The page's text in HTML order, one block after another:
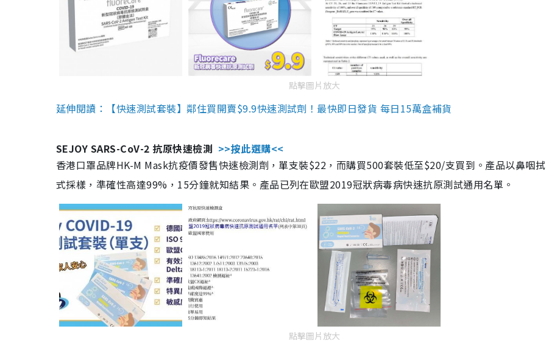
點擊圖片放大
延伸閱讀：【快速測試套裝】鄰住買開賣$9.9快速測試劑！最快即日發貨 每日15萬盒補貨
SEJOY SARS-CoV-2 抗原快速檢測 >>按此選購<<
香港口罩品牌HK-M Mask抗疫價發售快速檢測劑，單支裝$22，而購買500套裝低至$20/支買到。產品以鼻咽
式採樣，準確性高達99%，15分鐘就知結果。產品已列在歐盟2019冠狀病毒病快速抗原測試通用名單。
點擊圖片放大